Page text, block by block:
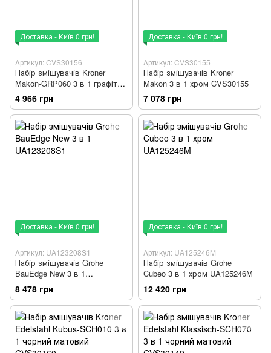
Доставка - Київ 0 грн!
Артикул: CVS30156
Набір змішувачів Kroner
Makon-GRP060 3 в 1 графіт
CVS30156
4 966 грн
Доставка - Київ 0 грн!
Артикул: CVS30155
Набір змішувачів Kroner
Makon 3 в 1 хром CVS30155
7 078 грн
Доставка - Київ 0 грн!
Артикул: UA123208S1
Набір змішувачів Grohe
BauEdge New 3 в 1
UA123208S1
8 478 грн
Доставка - Київ 0 грн!
Артикул: UA125246M
Набір змішувачів Grohe
Cubeo 3 в 1 хром UA125246M
12 420 грн